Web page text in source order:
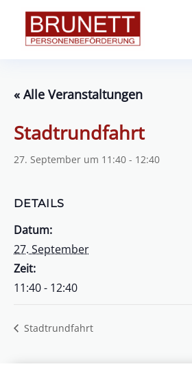
« Alle Veranstaltungen
Stadtrundfahrt
27. September um 11:40 - 12:40
DETAILS
Datum:
27. September
Zeit:
11:40 - 12:40
Stadtrundfahrt